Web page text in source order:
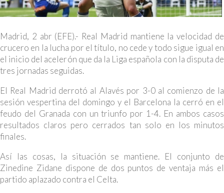
Madrid, 2 abr (EFE).- Real Madrid mantiene la velocidad de
crucero en la lucha por el título, no cede y todo sigue igual en
el inicio del acelerón que da la Liga española con la disputa de
tres jornadas seguidas.
El Real Madrid derrotó al Alavés por 3-0 al comienzo de la
sesión vespertina del domingo y el Barcelona la cerró en el
feudo del Granada con un triunfo por 1-4. En ambos casos
resultados claros pero cerrados tan solo en los minutos
finales.
Así las cosas, la situación se mantiene. El conjunto de
Zinedine Zidane dispone de dos puntos de ventaja más el
partido aplazado contra el Celta.